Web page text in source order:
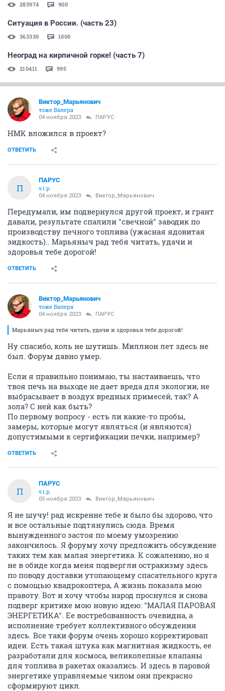
283974 900
Ситуация в России. (часть 23)
363330 1000
Неоград на кирпичной горке! (часть 7)
210411 995
Виктор_Марьянович
тоже Валера
04 ноября 2023 ПАРУС
НМК вложился в проект?
ОТВЕТИТЬ
П
ПАРУС
v.i.p.
04 ноября 2023 Виктор_Марьянович
Передумали, им подвернулся другой проект, и грант
давали, результате спалили "свечной" заводик по
производству печного топлива (ужасная ядовитая
эидкость).. Марьяныч рад тебя читать, удачи и
здоровья тебе дорогой!
ОТВЕТИТЬ
Виктор_Марьянович
тоже Валера
04 ноября 2023 ПАРУС
Марьяныч рад тебя читать, удачи и здоровья тебе дорогой!
Ну спасибо, коль не шутишь. Миллион лет здесь не
был. Форум давно умер.
Если я правильно понимаю, ты настаиваешь, что
твоя печь на выходе не дает вреда для экологии, не
выбрасывает в воздух вредных примесей, так? А
зола? С ней как быть?
По первому вопросу - есть ли какие-то пробы,
замеры, которые могут являться (и являются)
допустимыми к сертификации печки, например?
ОТВЕТИТЬ
П
ПАРУС
v.i.p.
05 ноября 2023 Виктор_Марьянович
Я не шучу! рад искренне тебе и было бы здорово, что
и все остальные подтянулись сюда. Время
вынужденного застоя по моему умозрению
закончилось. Я форуму хочу предложить обсуждение
таких тем как малая энергетика. К сожалению, но я
не в обиде когда меня подвергли остракизму здесь
по поводу доставки утопающему спасательного круга
с помощью квадрокоптера, А жизнь показала мою
правоту. Вот и хочу чтобы народ проснулся и снова
подверг критике мою новую идею: "МАЛАЯ ПАРОВАЯ
ЭНЕРГЕТИКА". Ее востребованность очевидна, а
исполнение требует коллективного обсуждения
здесь. Все таки форум очень хорошо корректировап
идеи. Есть такая штука как магнитная жидкость, ее
разработали для космоса, великолепные клапаны
для топлива в ракетах оказались. И здесь в паровой
энергетике управляемые чипом они прекрасно
сформируют цикл.